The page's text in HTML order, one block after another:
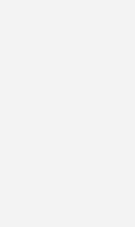
Chế biến thức ăn ít gia vị: Giúp giảm
Một chế độ ăn uống khoa học và lối
phục hồi, cải thiện chỉ số men gan và
Ngoài việc nắm chế độ ăn giúp hạ
khám sức khỏe định kì để tầm soát
thời, tránh những biến chứng nguy
Việt với hệ thống trang thiết bị hiện
khoa nhiều năm kinh nghiệm sẽ là địa